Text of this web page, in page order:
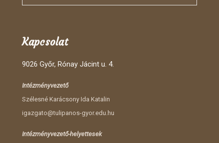
Kapcsolat
9026 Győr, Rónay Jácint u. 4.
Intézményvezető
Szélesné Karácsony Ida Katalin
igazgato@tulipanos-gyor.edu.hu
Intézményvezető-helyettesek